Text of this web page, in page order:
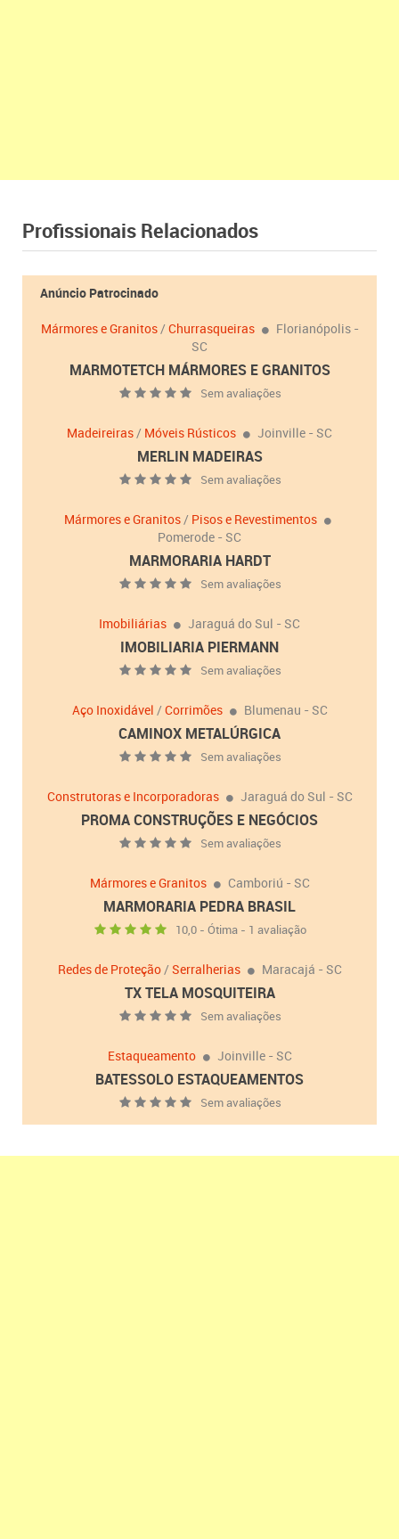
Profissionais Relacionados
Anúncio Patrocinado
Mármores e Granitos/Churrasqueiras
Florianópolis -
SC
MARMOTETCH MÁRMORES E GRANITOS
Sem avaliações
Madeireiras/ Móveis Rústicos Joinville - SC
MERLIN MADEIRAS
Sem avaliações
Mármores e Granitos/ Pisos e Revestimentos
Pomerode - SC
MARMORARIA HARDT
Sem avaliações
Imobiliárias Jaraguá do Sul - SC
IMOBILIARIA PIERMANN
Sem avaliações
Aço Inoxidável /Corrimões Blumenau - SC
CAMINOX METALÚRGICA
Sem avaliações
Construtoras e Incorporadoras Jaraguá do Sul - SC
PROMA CONSTRUÇÕES E NEGÓCIOS
Sem avaliações
Mármores e Granitos Camboriú - SC
MARMORARIA PEDRA BRASIL
10,0 - Ótima - 1 avaliação
Redes de Proteção/Serralherias Maracajá - SC
TX TELA MOSQUITEIRA
Sem avaliações
Estaqueamento Joinville - SC
BATESSOLO ESTAQUEAMENTOS
Sem avaliações